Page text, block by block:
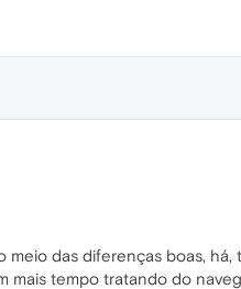
das diferenças boas, há,
mais tempo tratando do